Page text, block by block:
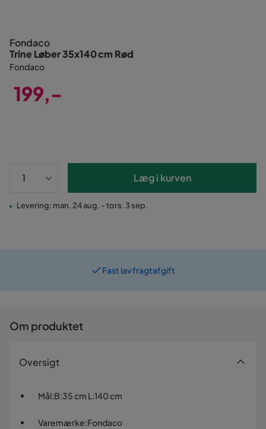
Fondaco
Trine Løber 35x140 cm Rød
Fondaco
199,-
Læg i kurven
Levering: man. 24 aug. - tors. 3 sep.
Prismatch
Om produktet
Oversigt
Mål:B:35 cm L:140 cm
Varemærke:Fondaco